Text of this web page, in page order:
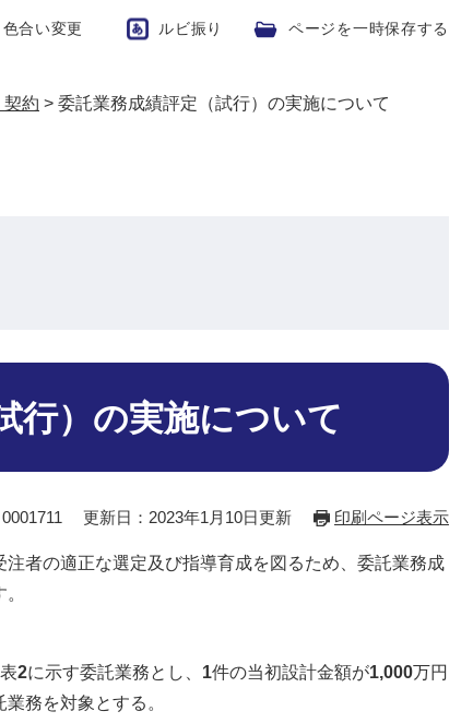
合い変更 ルビ振り ページを一時保存する
契約 > 委託業務成績評定（試行）の実施について
行）の実施について
更新日：2023年1月10日更新 印刷ページ表示
者の適正な選定及び指導育成を図るため、委託業務成
2に示す委託業務とし、 1件の当初設計金額が1,000万円
務を対象とする。